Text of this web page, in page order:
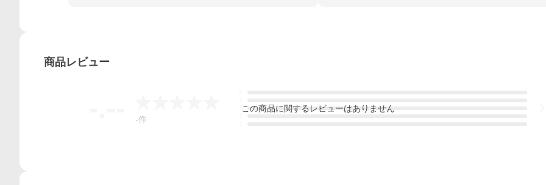
商品レビュー
-件
この商品に関するレビューはありません